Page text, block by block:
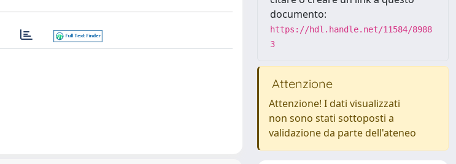
documento:
https://hdl.handle.net/11584/8988
3
Attenzione
Attenzione! I dati visualizzati
non sono stati sottoposti a
validazione da parte dell'ateneo